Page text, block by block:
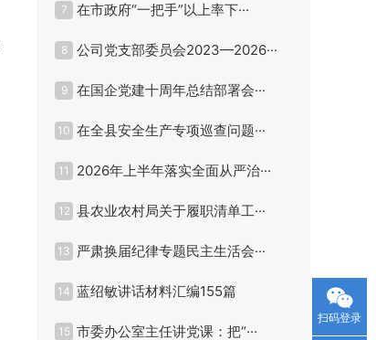
7 在市政府“一把手”以上率下···
8 公司党支部委员会2023—2026···
9 在国企党建十周年总结部署会···
10 在全县安全生产专项巡查问题···
11 2026年上半年落实全面从严治···
12 县农业农村局关于履职清单工···
13 严肃换届纪律专题民主生活会···
14 蓝绍敏讲话材料汇编155篇
15 市委办公室主任讲党课：把“···
扫码登录